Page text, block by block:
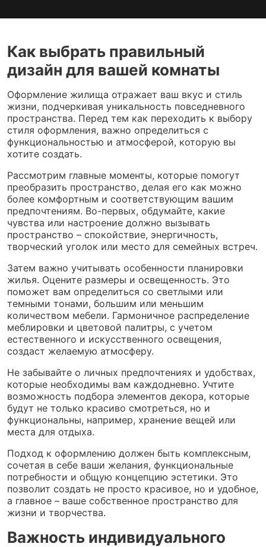
Как выбрать правильный
дизайн для вашей комнаты
Оформление жилища отражает ваш вкус и стиль
жизни, подчеркивая уникальность повседневного
пространства. Перед тем как переходить к выбору
стиля оформления, важно определиться с
функциональностью и атмосферой, которую вы
хотите создать.
Рассмотрим главные моменты, которые помогут
преобразить пространство, делая его как можно
более комфортным и соответствующим вашим
предпочтениям. Во-первых, обдумайте, какие
чувства или настроение должно вызывать
пространство – спокойствие, энергичность,
творческий уголок или место для семейных встреч.
Затем важно учитывать особенности планировки
жилья. Оцените размеры и освещенность. Это
поможет вам определиться со светлыми или
темными тонами, большим или меньшим
количеством мебели. Гармоничное распределение
меблировки и цветовой палитры, с учетом
естественного и искусственного освещения,
создаст желаемую атмосферу.
Не забывайте о личных предпочтениях и удобствах,
которые необходимы вам каждодневно. Учтите
возможность подбора элементов декора, которые
будут не только красиво смотреться, но и
функциональны, например, хранение вещей или
места для отдыха.
Подход к оформлению должен быть комплексным,
сочетая в себе ваши желания, функциональные
потребности и общую концепцию эстетики. Это
позволит создать не просто красивое, но и удобное,
а главное – ваше собственное пространство для
жизни и творчества.
Важность индивидуального